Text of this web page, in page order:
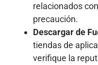
relacionados
precaución.
Descargar de
tiendas de
verifique la